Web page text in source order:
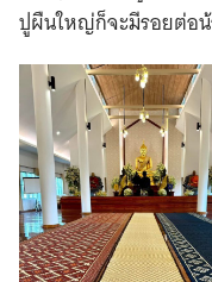
ปูผืนใหญ่ก็จะมีรอยต่อน้